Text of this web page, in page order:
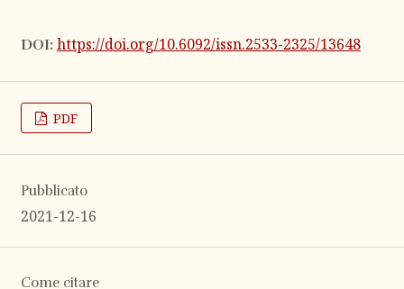
DOI: https://doi.org/10.6092/issn.2533-2325/13648
PDF
Pubblicato
2021-12-16
Come citare